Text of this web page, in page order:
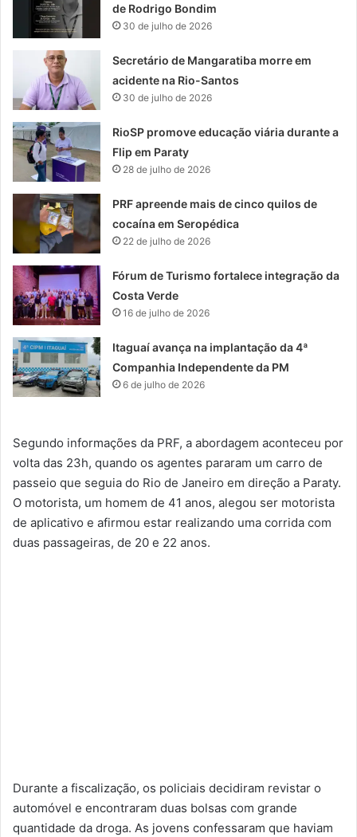
de Rodrigo Bondim
30 de julho de 2026
Secretário de Mangaratiba morre em
acidente na Rio-Santos
30 de julho de 2026
RioSP promove educação viária durante a
Flip em Paraty
28 de julho de 2026
PRF apreende mais de cinco quilos de
cocaína em Seropédica
22 de julho de 2026
Fórum de Turismo fortalece integração da
Costa Verde
16 de julho de 2026
Itaguaí avança na implantação da 4ª
Companhia Independente da PM
6 de julho de 2026
Segundo informações da PRF, a abordagem aconteceu por
volta das 23h, quando os agentes pararam um carro de
passeio que seguia do Rio de Janeiro em direção a Paraty.
O motorista, um homem de 41 anos, alegou ser motorista
de aplicativo e afirmou estar realizando uma corrida com
duas passageiras, de 20 e 22 anos.
Durante a fiscalização, os policiais decidiram revistar o
automóvel e encontraram duas bolsas com grande
quantidade da droga. As jovens confessaram que haviam